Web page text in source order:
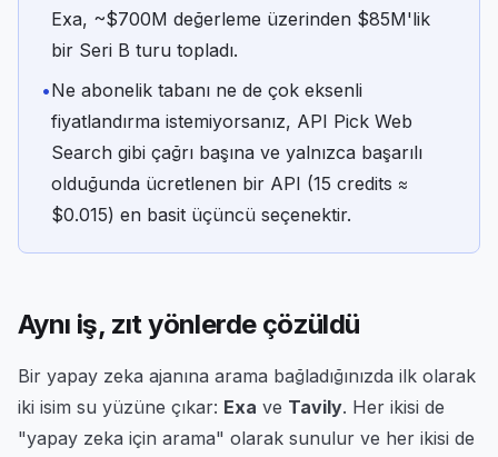
Exa, ~$700M değerleme üzerinden $85M'lik
bir Seri B turu topladı.
•Ne abonelik tabanı ne de çok eksenli
fiyatlandırma istemiyorsanız, API Pick Web
Search gibi çağrı başına ve yalnızca başarılı
olduğunda ücretlenen bir API (15 credits ≈
$0.015) en basit üçüncü seçenektir.
Aynı iş, zıt yönlerde çözüldü
Bir yapay zeka ajanına arama bağladığınızda ilk olarak
iki isim su yüzüne çıkar: Exa ve Tavily. Her ikisi de
"yapay zeka için arama" olarak sunulur ve her ikisi de